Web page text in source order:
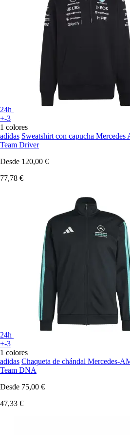
24h
+-3
1 colores
adidas Sweatshirt con capucha
Team Driver
Desde 120,00 €
77,78 €
24h
+-3
1 colores
adidas Chaqueta de chándal Mercedes-
Team DNA
Desde 75,00 €
47,33 €